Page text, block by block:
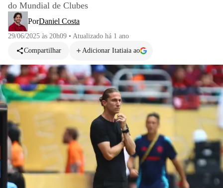
do Mundial de Clubes
PorDaniel Costa
29/06/2025 às 20h09 • Atualizado há 1 ano
Compartilhar
Adicionar Itatiaia ao